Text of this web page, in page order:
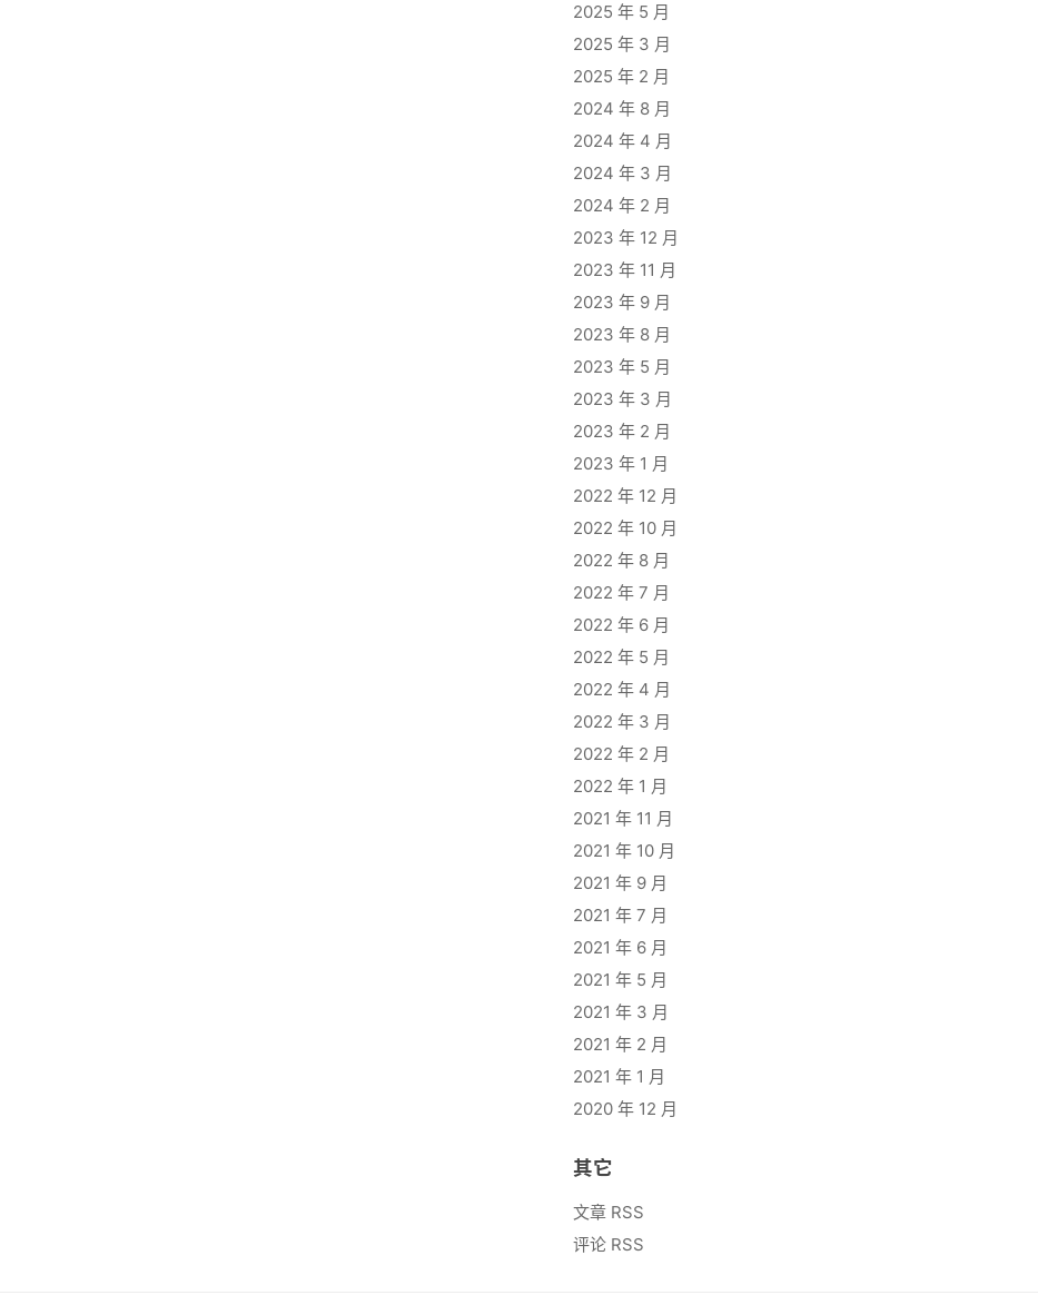
2025 年 5 月
2025 年 3 月
2025 年 2 月
2024 年 8 月
2024 年 4 月
2024 年 3 月
2024 年 2 月
2023 年 12 月
2023 年 11 月
2023 年 9 月
2023 年 8 月
2023 年 5 月
2023 年 3 月
2023 年 2 月
2023 年 1 月
2022 年 12 月
2022 年 10 月
2022 年 8 月
2022 年 7 月
2022 年 6 月
2022 年 5 月
2022 年 4 月
2022 年 3 月
2022 年 2 月
2022 年 1 月
2021 年 11 月
2021 年 10 月
2021 年 9 月
2021 年 7 月
2021 年 6 月
2021 年 5 月
2021 年 3 月
2021 年 2 月
2021 年 1 月
2020 年 12 月
其它
文章 RSS
评论 RSS